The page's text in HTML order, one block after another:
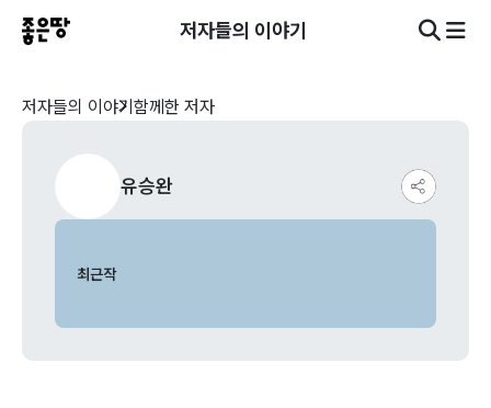
저자들의 이야기
저자들의 이야기 함께한 저자
유승완
최근작